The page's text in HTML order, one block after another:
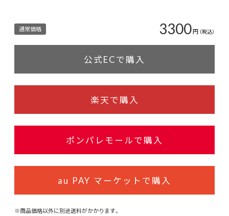
通常価格 3300円 （税込）
公式ECで購入
楽天で購入
ポンパレモールで購入
au PAY マーケットで購入
※商品価格以外に別途送料がかかります。